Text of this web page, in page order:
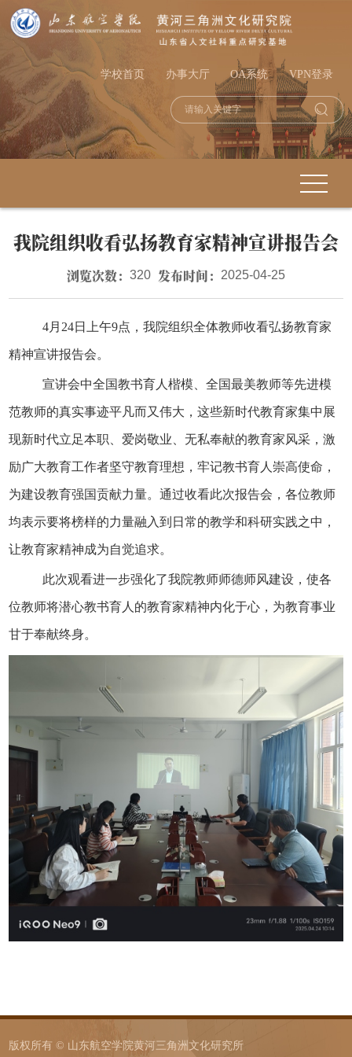
学校首页 办事大厅 OA系统 VPN登录
我院组织收看弘扬教育家精神宣讲报告会
浏览次数：320 发布时间： 2025-04-25
4月 24日上午9点，我院组织全体教师收看弘扬教育家
精神宣讲报告会。
宣讲会中全国教书育人楷模、全国最美教师等先进模
范教师的真实事迹平凡而又伟大，这些新时代教育家集中展
现新时代立足本职、爱岗敬业、无私奉献的教育家风采，激
励广大教育工作者坚守教育理想，牢记教书育人崇高使命，
为建设教育强国贡献力量。通过收看此次报告会，各位教师
均表示要将榜样的力量融入到日常的教学和科研实践之中，
让教育家精神成为自觉追求。
此次观看进一步强化了我院教师师德师风建设，使各
位教师将潜心教书育人的教育家精神内化于心，为教育事业
甘于奉献终身。
版权所有 © 山东航空学院黄河三角洲文化研究所